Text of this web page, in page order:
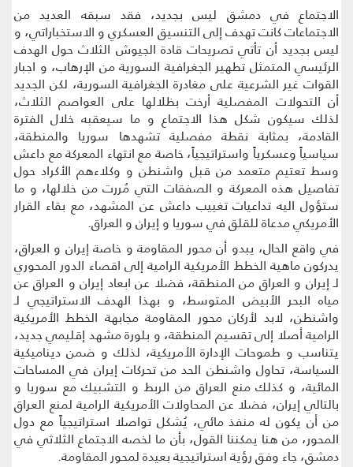
الاجتماع في دمشق ليس بجديد، فقد سبقه العديد من
الاجتماعات كانت تهدف إلى التنسيق العسكري و الاستخباراتي، و
ليس بجديد أن تأتي تصريحات قادة الجيوش الثلاث حول الهدف
الرئيسي المتمثل تطهير الجغرافية السورية من الإرهاب، و اجبار
القوات غير الشرعية على مغادرة الجغرافية السورية، لكن الجديد
أن التحولات المفصلية أرخت بظلالها على العواصم الثلاث،
لذلك سيكون شكل هذا الاجتماع و ما سيعقبه خلال الفترة
القادمة، بمثابة نقطة مفصلية تشهدها سوريا والمنطقة،
سياسياً وعسكرياً واستراتيجياً، خاصة مع انتهاء المعركة مع داعش
وسط تعتيم متعمد من قبل واشنطن و وكلاءهم الأكراد حول
تفاصيل هذه المعركة و الصفقات التي مُررت من خلالها، و ما
ستؤول اليه تداعيات تغييب داعش عن المشهد، مع بقاء القرار
الأمريكي مدعاة للقلق في سوريا و إيران و العراق.
في واقع الحال، يبدو أن محور المقاومة و خاصة إيران و العراق،
يدركون ماهية الخطط الأمريكية الرامية إلى اقصاء الدور المحوري
لـ إيران و العراق من المنطقة، فضلا عن ابعاد إيران و العراق عن
مياه البحر الأبيض المتوسط، و بهذا الهدف الاستراتيجي لـ
واشنطن، لابد لأركان محور المقاومة مجابهة الخطط الأمريكية
الرامية أصلا إلى تقسيم المنطقة، و بلورة مشهد إقليمي جديد،
يتناسب و طموحات الإدارة الأمريكية، لذلك و ضمن ديناميكية
السياسة، تحاول واشنطن الحد من تحركات إيران في المساحات
المائية، و كذلك منع العراق من الربط و التشبيك مع سوريا و
بالتالي إيران، فضلا عن المحاولات الأمريكية الرامية لمنع العراق
من أن يكون له منفذ مائي، يُشكل تواصلا استراتيجياً مع دول
المحور، من هنا يمكننا القول، بأن ما لخصه الاجتماع الثلاثي في
دمشق، جاء وفق رؤية استراتيجية بعيدة لمحور المقاومة.